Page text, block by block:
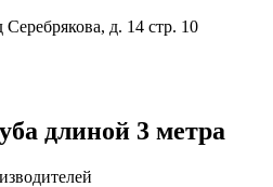
д. 14 стр. 10
длиной 3 метра